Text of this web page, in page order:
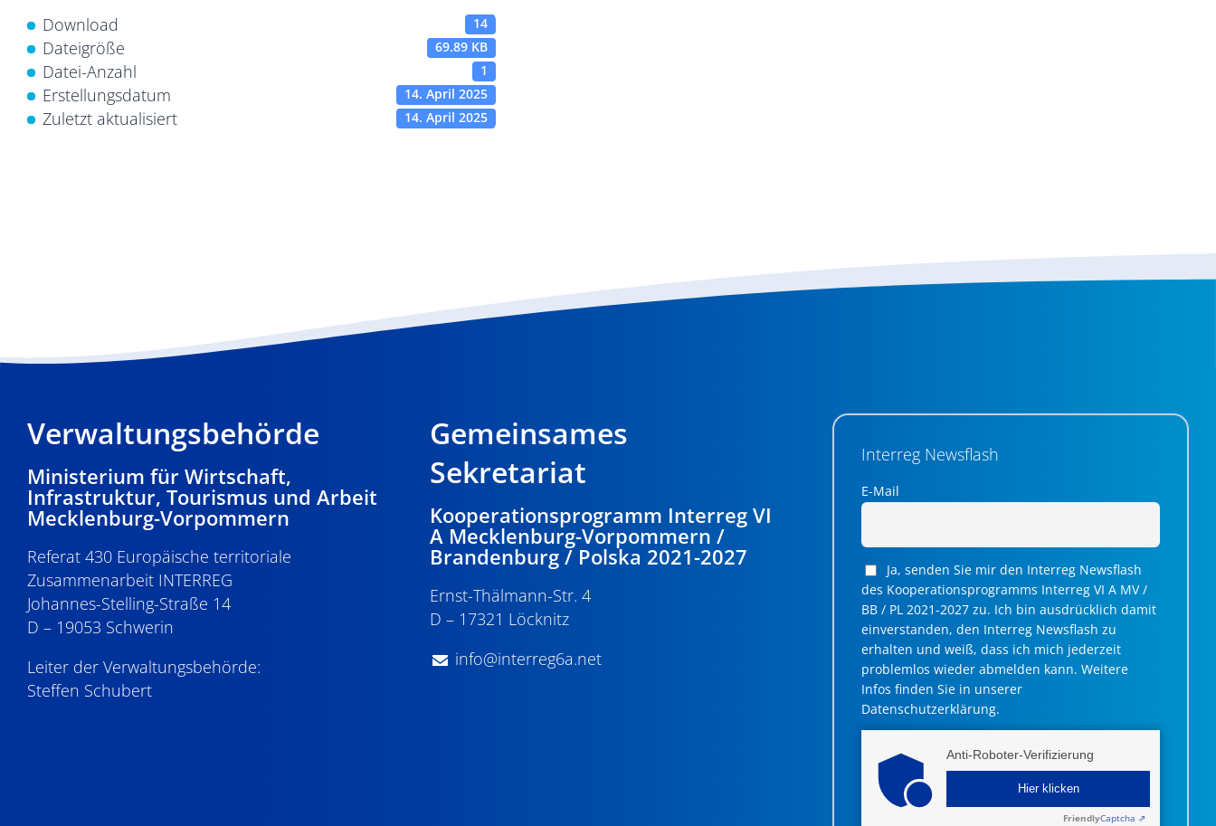
Download 14
Dateigröße 69.89 KB
Datei-Anzahl 1
Erstellungsdatum 14. April 2025
Zuletzt aktualisiert 14. April 2025
Verwaltungsbehörde
Ministerium für Wirtschaft,
Infrastruktur, Tourismus und Arbeit
Mecklenburg-Vorpommern
Referat 430 Europäische territoriale
Zusammenarbeit INTERREG
Johannes-Stelling-Straße 14
D – 19053 Schwerin
Leiter der Verwaltungsbehörde:
Steffen Schubert
Gemeinsames
Sekretariat
Kooperationsprogramm Interreg VI
A Mecklenburg-Vorpommern /
Brandenburg / Polska 2021-2027
Ernst-Thälmann-Str. 4
D – 17321 Löcknitz
info@interreg6a.net
Interreg Newsflash
E-Mail
Ja, senden Sie mir den Interreg Newsflash
des Kooperationsprogramms Interreg VI A MV /
BB / PL 2021-2027 zu. Ich bin ausdrücklich damit
einverstanden, den Interreg Newsflash zu
erhalten und weiß, dass ich mich jederzeit
problemlos wieder abmelden kann. Weitere
Infos finden Sie in unserer
Datenschutzerklärung.
Anti-Roboter-Verifizierung
Hier klicken
FriendlyCaptcha ⇗